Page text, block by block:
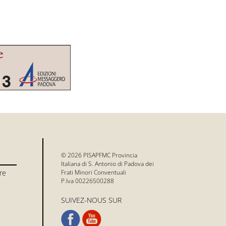
© 2026 PISAPFMC Provincia
Italiana di S. Antonio di Padova dei
Frati Minori Conventuali
P.Iva 00226500288
SUIVEZ-NOUS SUR